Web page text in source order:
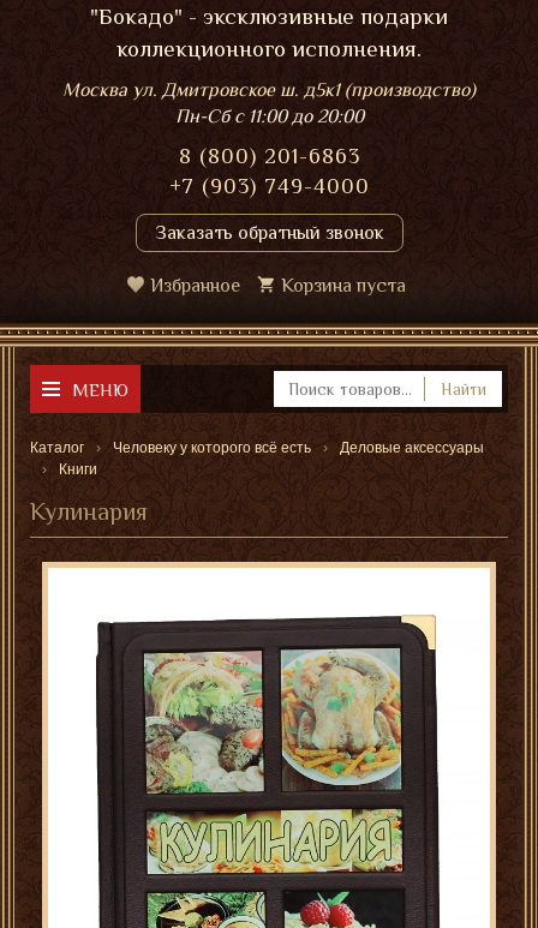
"Бокадо" - эксклюзивные подарки
коллекционного исполнения.
Москва ул. Дмитровское ш. д5к1 (производство)
Пн-Сбс 11:00 до 20:00
8 (800) 201-6863
+7 (903) 749-4000
Заказать обратный звонок
Избранное Корзина пуста
МЕНЮ Найти
Каталог Человеку у которого всё есть
Деловые аксессуары
Книги
Кулинария